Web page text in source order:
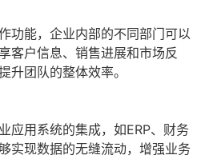
功能，企业内部的不同部门可以
客户信息、销售进展和市场反
升团队的整体效率。
应用系统的集成，如ERP、财务
实现数据的无缝流动，增强业务